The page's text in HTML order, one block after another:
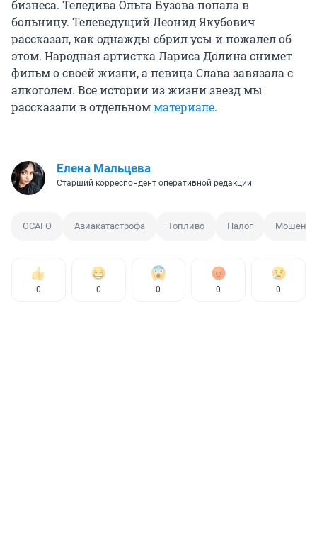
бизнеса. Теледива Ольга Бузова попала в
больницу. Телеведущий Леонид Якубович
рассказал, как однажды сбрил усы и пожалел об
этом. Народная артистка Лариса Долина снимет
фильм о своей жизни, а певица Слава завязала с
алкоголем. Все истории из жизни звезд мы
рассказали в отдельномматериале.
Елена Мальцева
Старший корреспондент оперативной редакции
ОСАГО Авиакатастрофа Топливо Налог
0 0 0 0 0